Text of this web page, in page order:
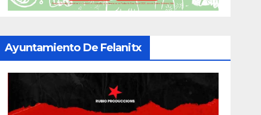
Ayuntamiento De Felanitx